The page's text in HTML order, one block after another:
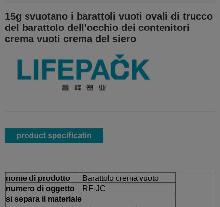
15g svuotano i barattoli vuoti ovali di trucco
del barattolo dell'occhio dei contenitori
crema vuoti crema del siero
nome di prodotto
Barattolo crema vuoto
numero di oggetto
RF-JC
si separa il materiale